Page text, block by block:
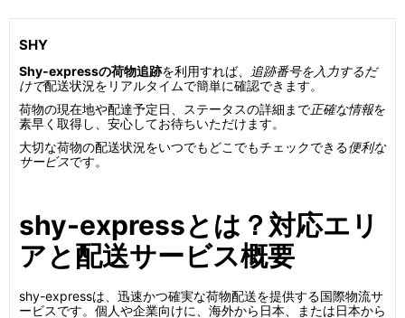
SHY
Shy-expressの荷物追跡を利用すれば、
追跡番号を入力するだ
けで配送状況をリアルタイムで簡単に確認できます。
荷物の現在地や配達予定日、ステータスの詳細まで正確な情報を
素早く取得し、安心してお待ちいただけます。
大切な荷物の配送状況をいつでもどこでもチェックできる便利な
サービスです。
shy-expressとは？対応エリ
アと配送サービス概要
shy-expressは、迅速かつ確実な荷物配送を提供する国際物流サ
ービスです。個人や企業向けに、海外から日本、または日本から